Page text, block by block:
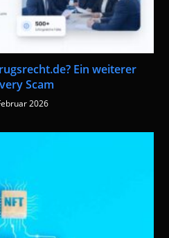
Ein weiterer
Scam
2026